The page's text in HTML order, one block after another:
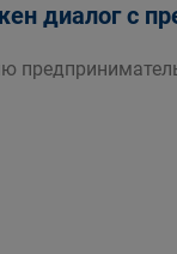
диалог с